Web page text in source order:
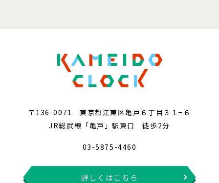
〒136-0071 東京都江東区亀戸６丁目３１−６
JR総武線「亀戸」駅東口 徒歩2分
03-5875-4460
詳しくはこちら